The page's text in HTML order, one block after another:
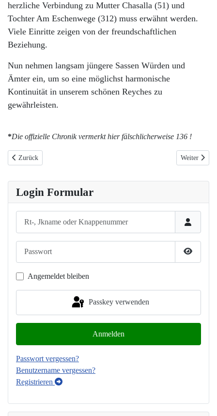
herzliche Verbindung zu Mutter Chasalla (51) und
Tochter Am Eschenwege (312) muss erwähnt werden.
Viele Einritte zeigen von der freundschaftlichen
Beziehung.
Nun nehmen langsam jüngere Sassen Würden und
Ämter ein, um so eine möglichst harmonische
Kontinuität in unserem schönen Reyches zu
gewährleisten.
*Die offizielle Chronik vermerkt hier fälschlicherweise 136 !
Vorheriger Beitrag: Daten und Zahlen
Zurück Nächster
Weiter
Login Formular
Passwort
Angemeldet bleiben
Passkey verwenden
Anmelden
Passwort vergessen?
Benutzername vergessen?
Registrieren